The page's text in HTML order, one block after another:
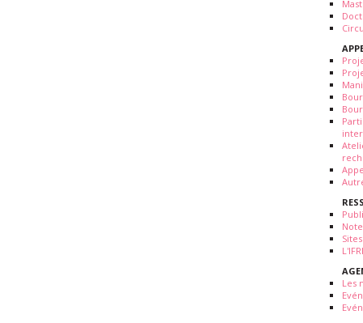
Les